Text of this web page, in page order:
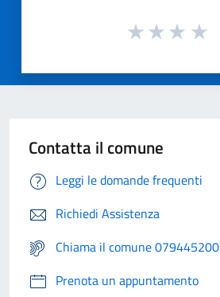
Contatta il comune
Leggi le domande frequenti
Richiedi Assistenza
Chiama il comune 079445200
Prenota un appuntamento